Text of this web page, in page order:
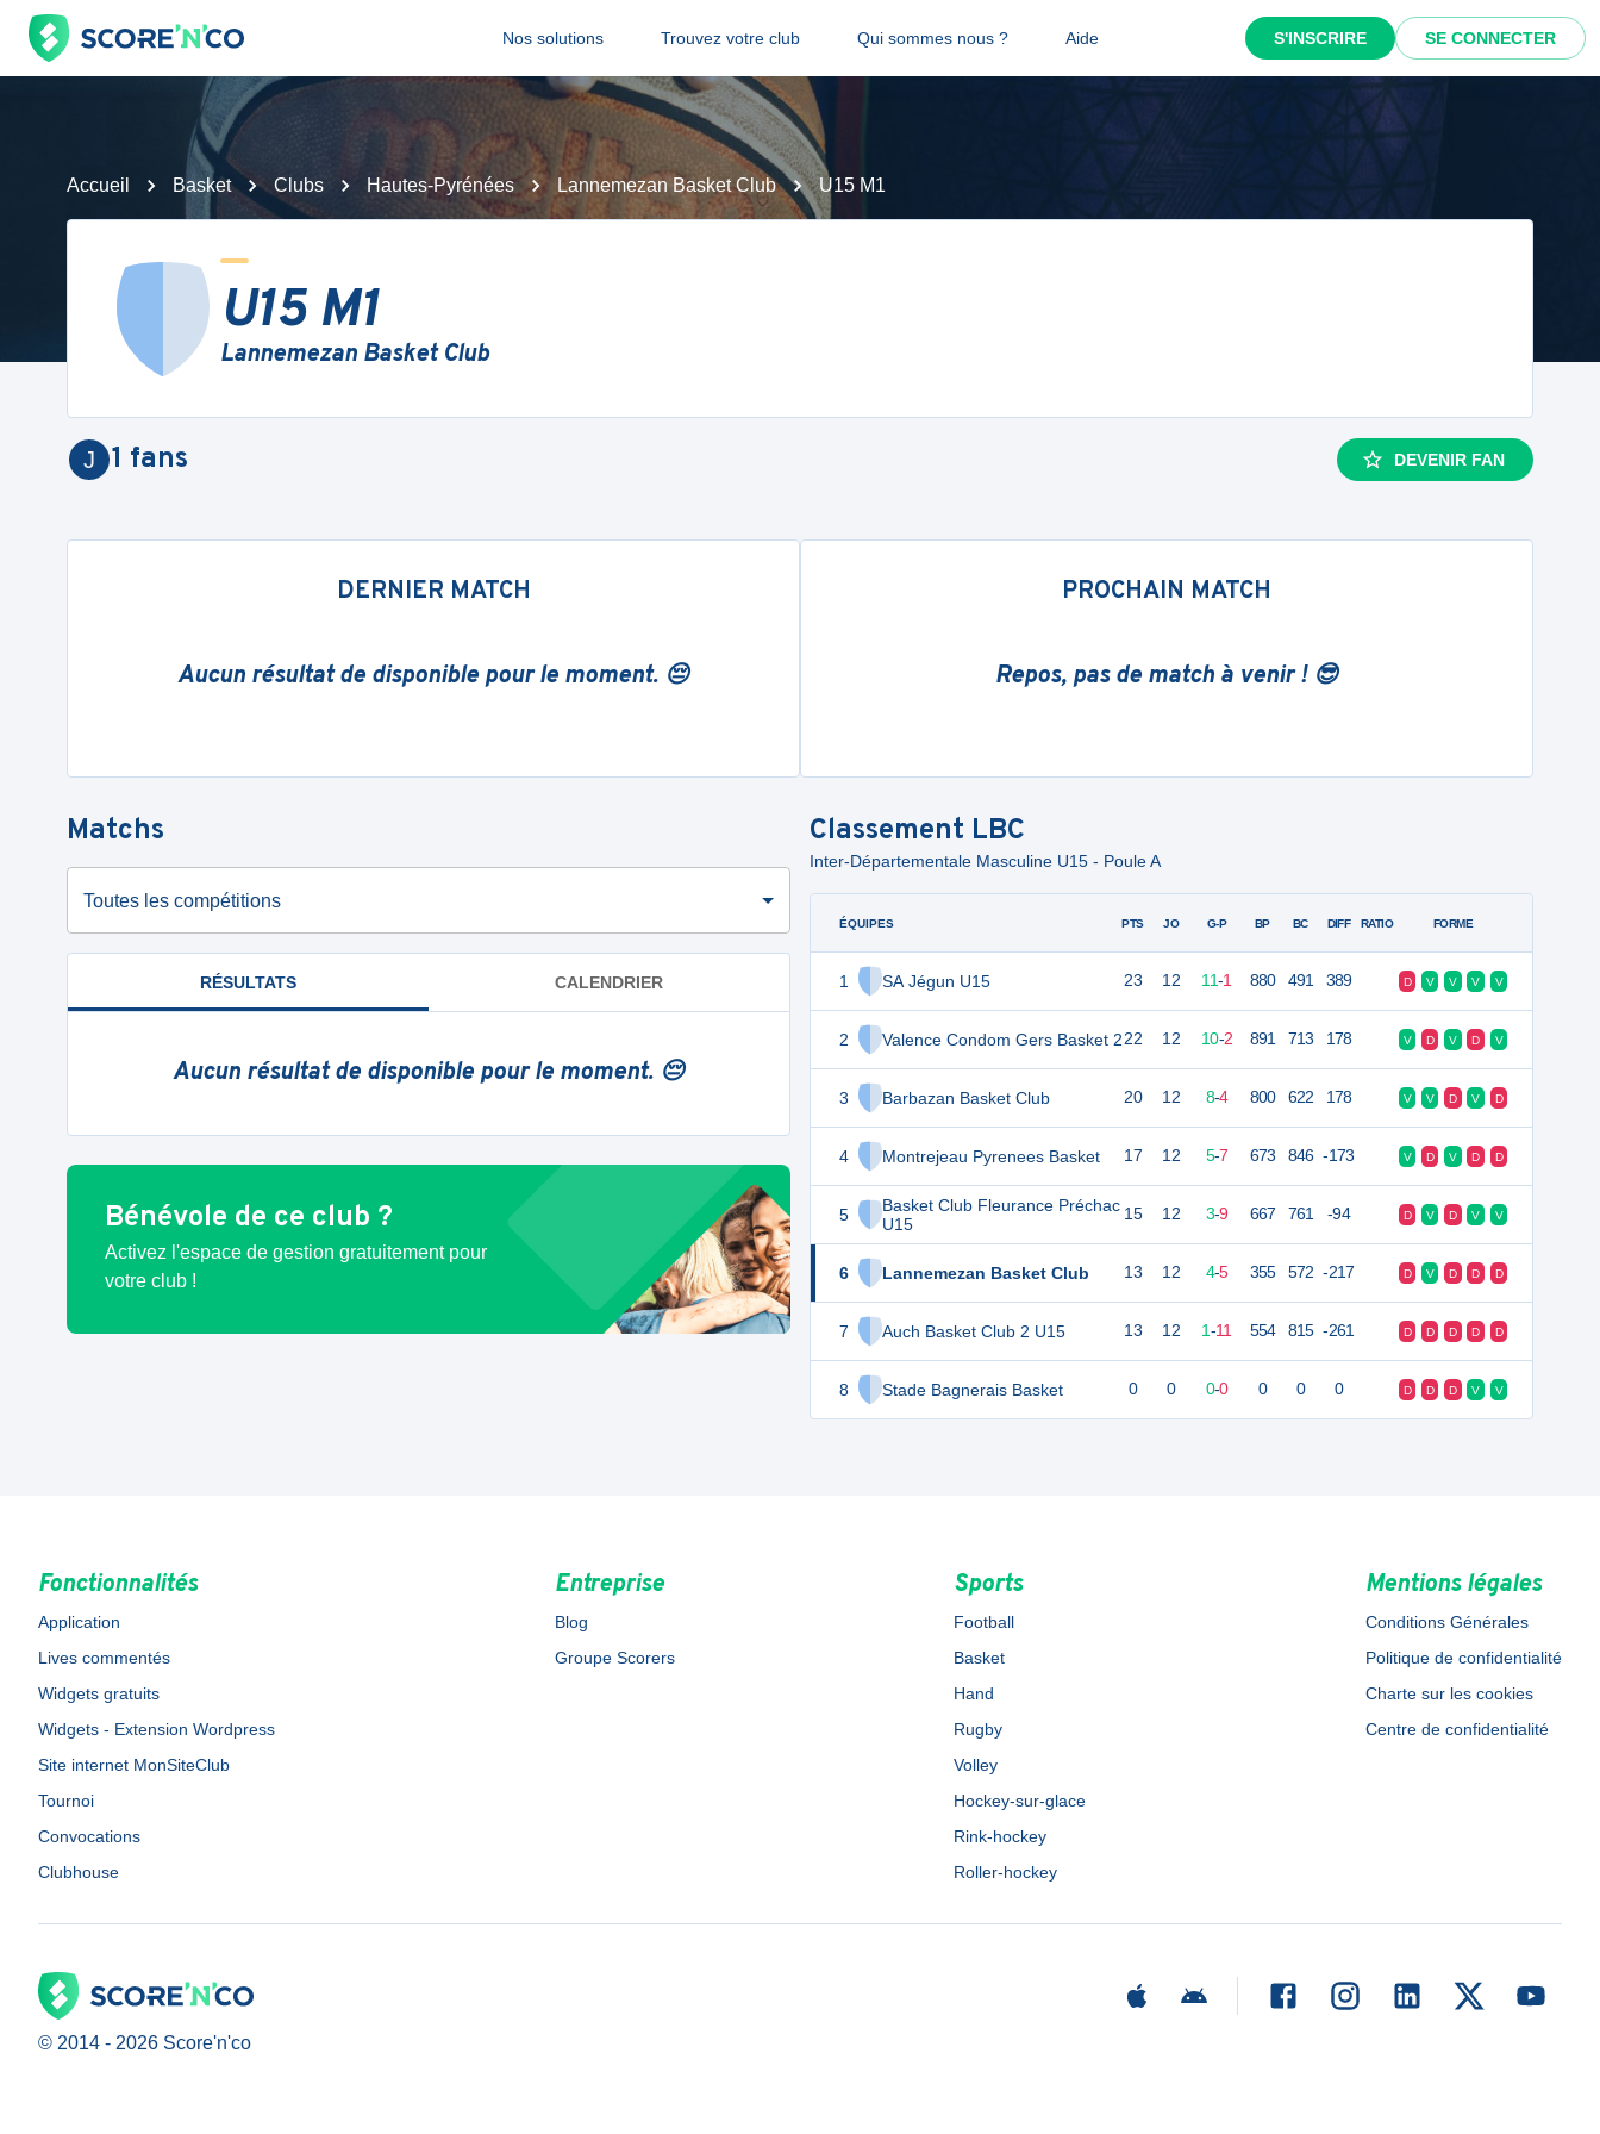
Nos solutions Trouvez votre club Qui sommes nous ? Aide S'INSCRIRE SE CONNECTER
Accueil Basket Clubs Hautes-Pyrénées Lannemezan Basket Club U15 M1
U15 M1
Lannemezan Basket Club
J 1 fans DEVENIR FAN
DERNIER MATCH
Aucun résultat de disponible pour le moment. 😔
PROCHAIN MATCH
Repos, pas de match à venir ! 😎
Matchs
Toutes les compétitions
RÉSULTATS CALENDRIER
Aucun résultat de disponible pour le moment. 😔
Bénévole de ce club ?
Activez l'espace de gestion gratuitement pour
votre club !
Classement LBC
Inter-Départementale Masculine U15 - Poule A
ÉQUIPES
1 SA Jégun U15
2 Valence Condom Gers Basket 2
3 Barbazan Basket Club
4 Montrejeau Pyrenees Basket
5
Basket Club Fleurance Préchac
U15
6 Lannemezan Basket Club
7 Auch Basket Club 2 U15
8 Stade Bagnerais Basket
PTS JO G-P BP BC DIFF RATIO FORME
23 12 11-1 880 491 389 D V V V V
22 12 10-2 891 713 178 V D V D V
20 12 8-4 800 622 178 V V D V D
17 12 5-7 673 846 -173 V D V D D
15 12 3-9 667 761 -94 D V D V V
13 12 4-5 355 572 -217 D V D D D
13 12 1-11 554 815 -261 D D D D D
0 0 0-0 0 0 0 D D D V V
Fonctionnalités
Application
Lives commentés
Widgets gratuits
Widgets - Extension Wordpress
Site internet MonSiteClub
Tournoi
Convocations
Clubhouse
Entreprise
Blog
Groupe Scorers
Sports
Football
Basket
Hand
Rugby
Volley
Hockey-sur-glace
Rink-hockey
Roller-hockey
Mentions légales
Conditions Générales
Politique de confidentialité
Charte sur les cookies
Centre de confidentialité
© 2014 - 2026 Score'n'co